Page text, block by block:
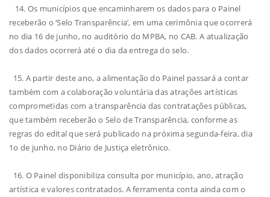
14. Os municípios que encaminharem os dados para o Painel
receberão o ‘Selo Transparência’, em uma cerimônia que ocorrerá
no dia 16 de junho, no auditório do MPBA, no CAB. A atualização
dos dados ocorrerá até o dia da entrega do selo.
15. A partir deste ano, a alimentação do Painel passará a contar
também com a colaboração voluntária das atrações artísticas
comprometidas com a transparência das contratações públicas,
que também receberão o Selo de Transparência, conforme as
regras do edital que será publicado na próxima segunda-feira, dia
1o de junho, no Diário de Justiça eletrônico.
16. O Painel disponibiliza consulta por município, ano, atração
artística e valores contratados. A ferramenta conta ainda com o